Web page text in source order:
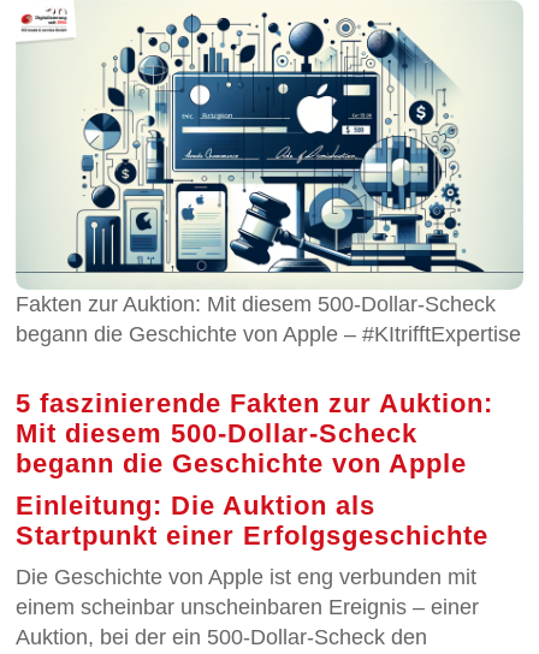
Fakten zur Auktion: Mit diesem 500-Dollar-Scheck
begann die Geschichte von Apple – #KItrifftExpertise
5 faszinierende Fakten zur Auktion:
Mit diesem 500-Dollar-Scheck
begann die Geschichte von Apple
Einleitung: Die Auktion als
Startpunkt einer Erfolgsgeschichte
Die Geschichte von Apple ist eng verbunden mit
einem scheinbar unscheinbaren Ereignis – einer
Auktion, bei der ein 500-Dollar-Scheck den